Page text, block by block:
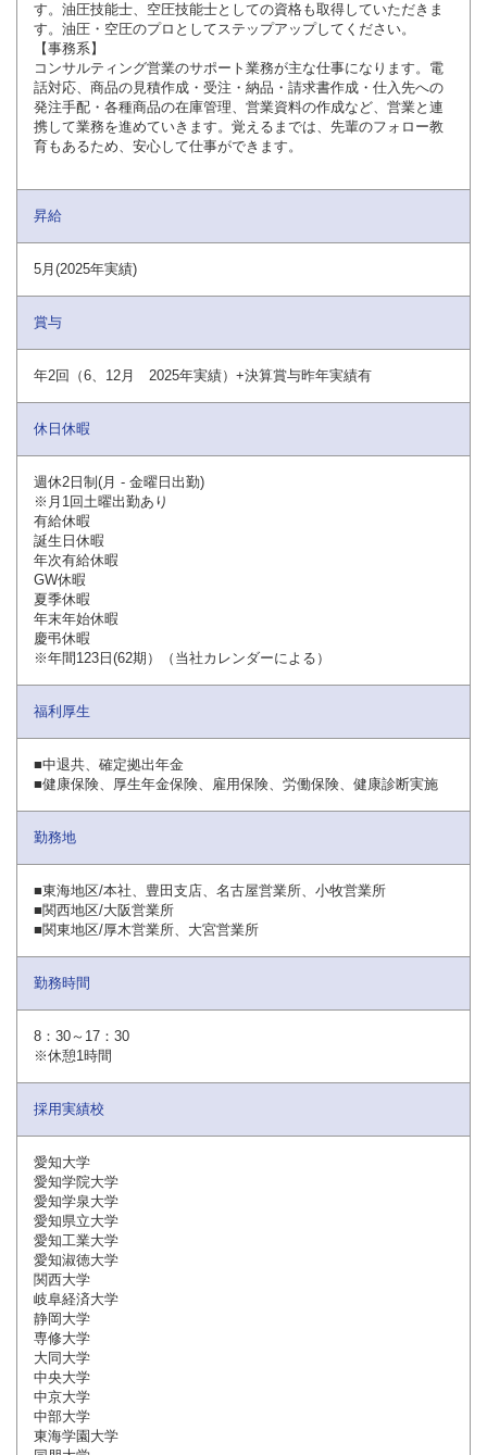
す。油圧技能士、空圧技能士としての資格も取得していただきま
す。油圧・空圧のプロとしてステップアップしてください。
【事務系】
コンサルティング営業のサポート業務が主な仕事になります。電
話対応、商品の見積作成・受注・納品・請求書作成・仕入先への
発注手配・各種商品の在庫管理、営業資料の作成など、営業と連
携して業務を進めていきます。覚えるまでは、先輩のフォロー教
育もあるため、安心して仕事ができます。
昇給
5月(2025年実績)
賞与
年2回（6、12月 2025年実績）+決算賞与昨年実績有
休日休暇
週休2日制(月 - 金曜日出勤)
※月1回土曜出勤あり
有給休暇
誕生日休暇
年次有給休暇
GW休暇
夏季休暇
年末年始休暇
慶弔休暇
※年間123日(62期）（当社カレンダーによる）
福利厚生
■中退共、確定拠出年金
■健康保険、厚生年金保険、雇用保険、労働保険、健康診断実施
勤務地
■東海地区/本社、豊田支店、名古屋営業所、小牧営業所
■関西地区/大阪営業所
■関東地区/厚木営業所、大宮営業所
勤務時間
8：30～17：30
※休憩1時間
採用実績校
愛知大学
愛知学院大学
愛知学泉大学
愛知県立大学
愛知工業大学
愛知淑徳大学
関西大学
岐阜経済大学
静岡大学
専修大学
大同大学
中央大学
中京大学
中部大学
東海学園大学